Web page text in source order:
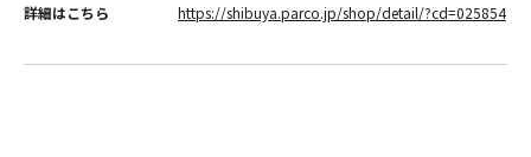
詳細はこちら
https://shibuya.parco.jp/shop/detail/?cd=025854